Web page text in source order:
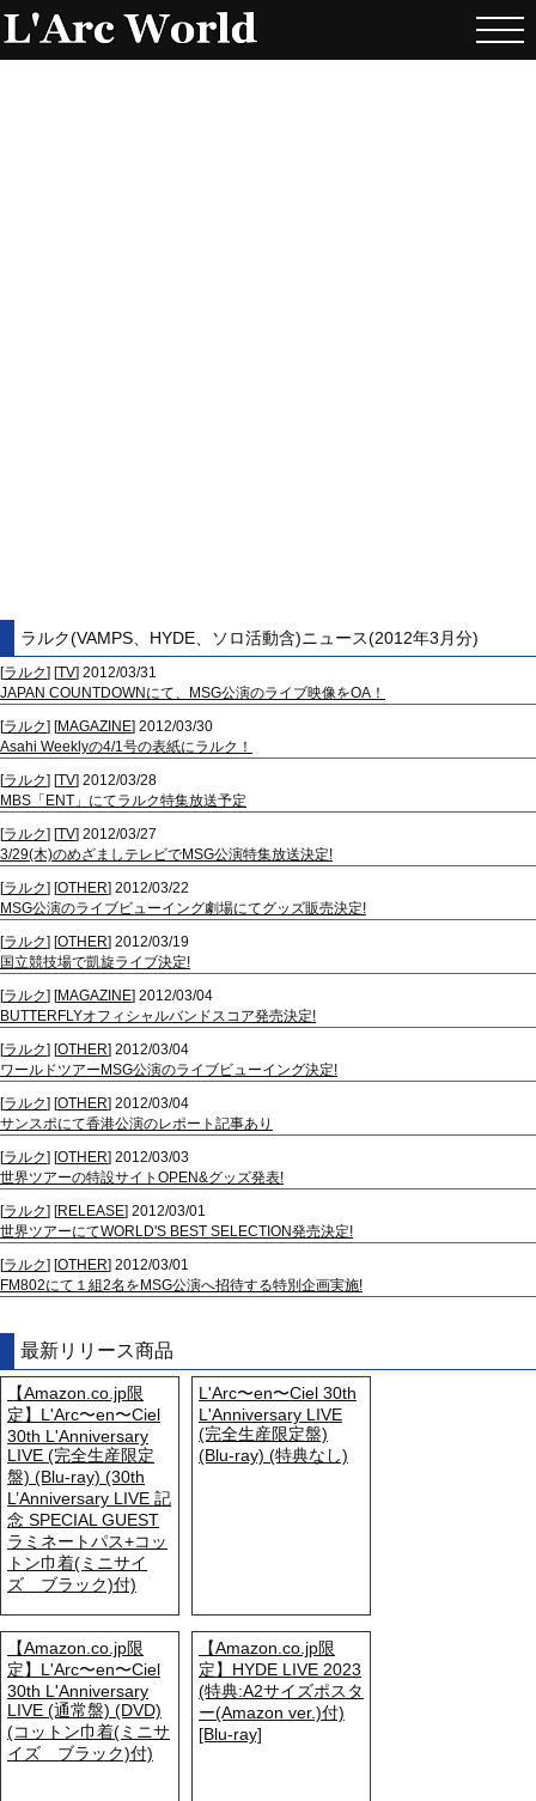
ラルク(VAMPS、HYDE、ソロ活動含)ニュース(2012年3月分)
[ラルク] [TV] 2012/03/31
JAPAN COUNTDOWNにて、MSG公演のライブ映像をOA！
[ラルク] [MAGAZINE] 2012/03/30
Asahi Weeklyの4/1号の表紙にラルク！
[ラルク] [TV] 2012/03/28
MBS「ENT」にてラルク特集放送予定
[ラルク] [TV] 2012/03/27
3/29(木)のめざましテレビでMSG公演特集放送決定!
[ラルク] [OTHER] 2012/03/22
MSG公演のライブビューイング劇場にてグッズ販売決定!
[ラルク] [OTHER] 2012/03/19
国立競技場で凱旋ライブ決定!
[ラルク] [MAGAZINE] 2012/03/04
BUTTERFLYオフィシャルバンドスコア発売決定!
[ラルク] [OTHER] 2012/03/04
ワールドツアーMSG公演のライブビューイング決定!
[ラルク] [OTHER] 2012/03/04
サンスポにて香港公演のレポート記事あり
[ラルク] [OTHER] 2012/03/03
世界ツアーの特設サイトOPEN&グッズ発表!
[ラルク] [RELEASE] 2012/03/01
世界ツアーにてWORLD'S BEST SELECTION発売決定!
[ラルク] [OTHER] 2012/03/01
FM802にて１組2名をMSG公演へ招待する特別企画実施!
最新リリース商品
【Amazon.co.jp限
定】L'Arc〜en〜Ciel
30th L'Anniversary
LIVE (完全生産限定
盤) (Blu-ray) (30th
L’Anniversary LIVE 記
念 SPECIAL GUEST
ラミネートパス+コッ
トン巾着(ミニサイ
ズ ブラック)付)
L'Arc〜en〜Ciel 30th
L'Anniversary LIVE
(完全生産限定盤)
(Blu-ray) (特典なし)
【Amazon.co.jp限
定】L'Arc〜en〜Ciel
30th L'Anniversary
LIVE (通常盤) (DVD)
(コットン巾着(ミニサ
イズ ブラック)付)
【Amazon.co.jp限
定】HYDE LIVE 2023
(特典:A2サイズポスタ
ー(Amazon ver.)付)
[Blu-ray]